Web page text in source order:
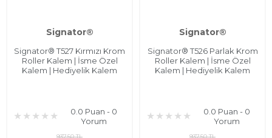
Signator®
Signator® T527 Kırmızı Krom
Roller Kalem | İsme Özel
Kalem | Hediyelik Kalem
0.0 Puan - 0
Yorum
Signator®
Signator® T526 Parlak Krom
Roller Kalem | İsme Özel
Kalem | Hediyelik Kalem
0.0 Puan - 0
Yorum